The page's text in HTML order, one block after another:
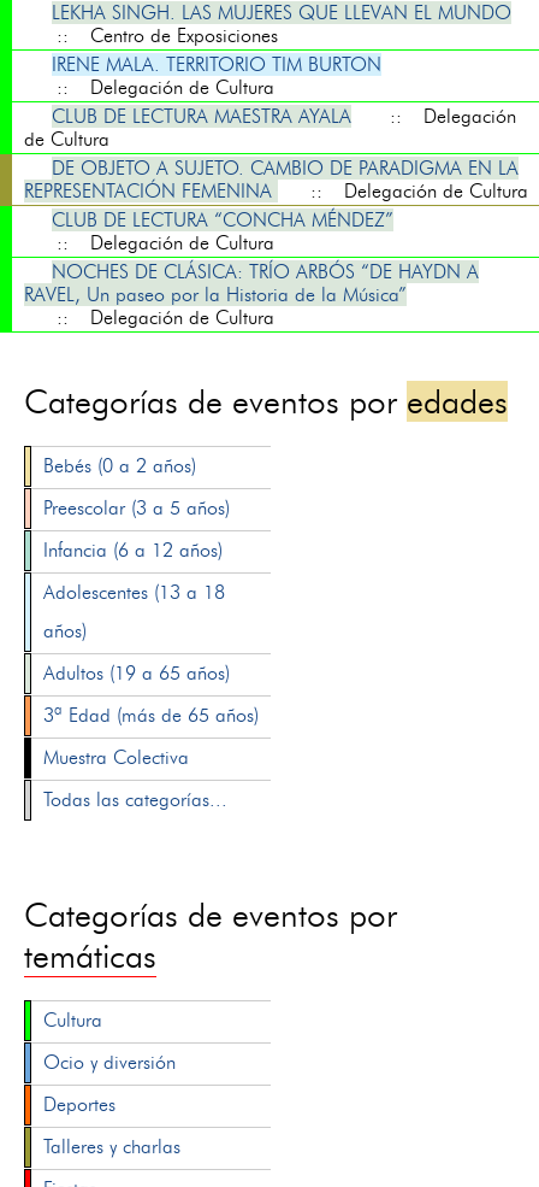
LEKHA SINGH. LAS MUJERES QUE LLEVAN EL MUNDO
:: Centro de Exposiciones
IRENE MALA. TERRITORIO TIM BURTON
:: Delegación de Cultura
CLUB DE LECTURA MAESTRA AYALA
:: Delegación
de Cultura
DE OBJETO A SUJETO. CAMBIO DE PARADIGMA EN LA
REPRESENTACIÓN FEMENINA
:: Delegación de Cultura
CLUB DE LECTURA “CONCHA MÉNDEZ”
:: Delegación de Cultura
NOCHES DE CLÁSICA: TRÍO ARBÓS “DE HAYDN A
RAVEL, Un paseo por la Historia de la Música”
:: Delegación de Cultura
Categorías de eventos por edades
Bebés (0 a 2 años)
Preescolar (3 a 5 años)
Infancia (6 a 12 años)
Adolescentes (13 a 18
años)
Adultos (19 a 65 años)
3ª Edad (más de 65 años)
Muestra Colectiva
Todas las categorías...
Categorías de eventos por
temáticas
Cultura
Ocio y diversión
Deportes
Talleres y charlas